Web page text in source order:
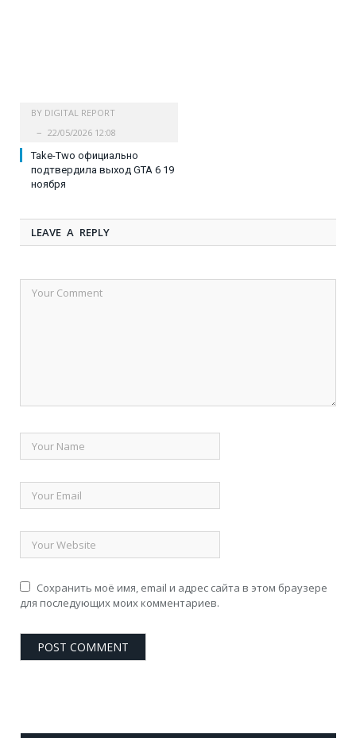
BY DIGITAL REPORT
22/05/2026 12:08
Take-Two официально
подтвердила выход GTA 6 19
ноября
LEAVE A REPLY
Сохранить моё имя, email и адрес сайта в этом браузере
для последующих моих комментариев.